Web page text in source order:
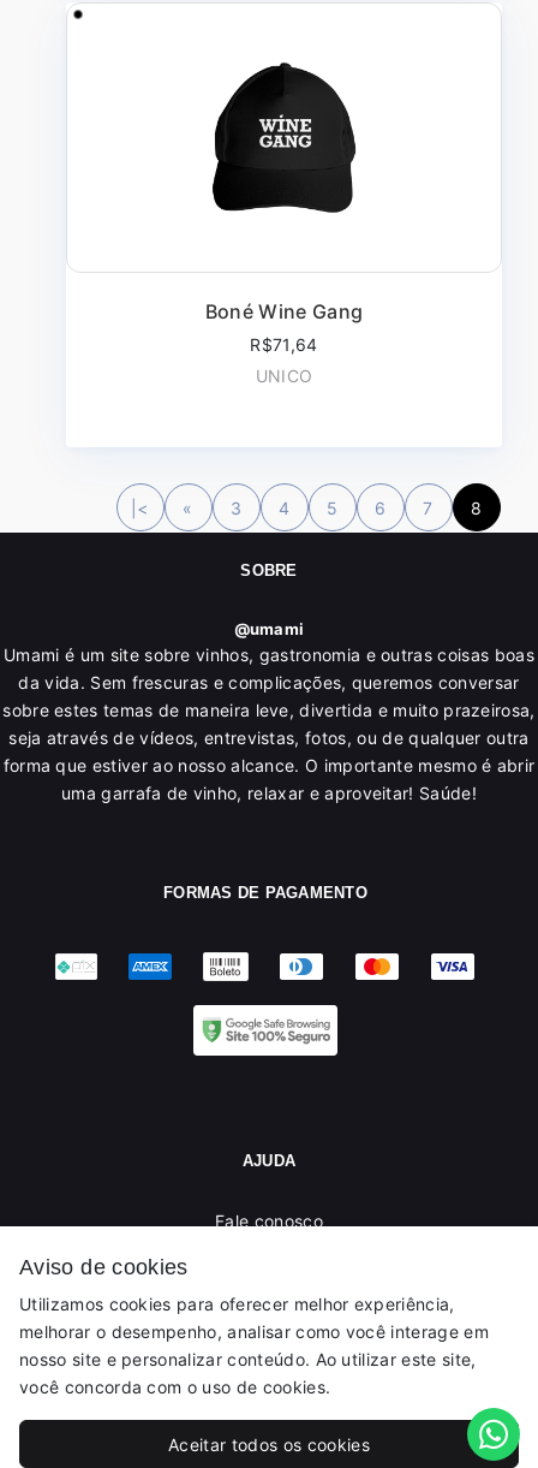
Boné Wine Gang
R$71,64
UNICO
|< « 3 4 5 6 7 8
Aviso de cookies
Utilizamos cookies para oferecer melhor experiência,
melhorar o desempenho, analisar como você interage em
nosso site e personalizar conteúdo. Ao utilizar este site,
você concorda com o uso de cookies.
Aceitar todos os cookies
SOBRE
@umami
Umami é um site sobre vinhos, gastronomia e outras coisas boas
da vida. Sem frescuras e complicações, queremos conversar
sobre estes temas de maneira leve, divertida e muito prazeirosa,
seja através de vídeos, entrevistas, fotos, ou de qualquer outra
forma que estiver ao nosso alcance. O importante mesmo é abrir
uma garrafa de vinho, relaxar e aproveitar! Saúde!
FORMAS DE PAGAMENTO
AJUDA
Fale conosco
Política de Troca e Devolução
Denuncie o Uso Ilegal de Marcas
© Dados do vendedor: CPF 807.779.880-20